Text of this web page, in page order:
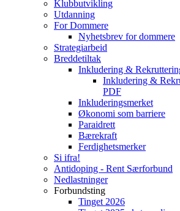
Klubbutvikling
Utdanning
For Dommere
Nyhetsbrev for dommere
Strategiarbeid
Breddetiltak
Inkludering &
Inkludering &
PDF
Inkluderingsmerket
Økonomi som barriere
Paraidrett
Bærekraft
Ferdighetsmerker
Si ifra!
Antidoping - Rent Særforbund
Nedlastninger
Forbundsting
Tinget 2026